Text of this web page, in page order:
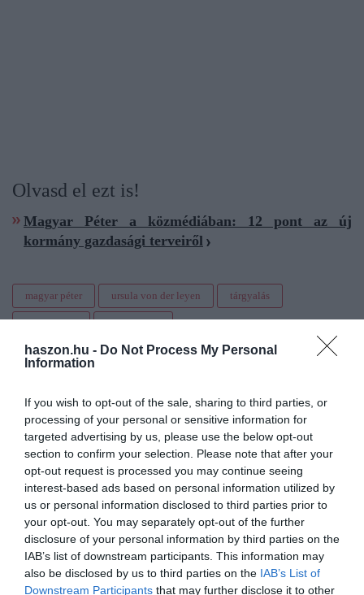
haszon.hu - Do Not Process My Personal
Information
If you wish to opt-out of the sale, sharing to third parties, or
processing of your personal or sensitive information for
targeted advertising by us, please use the below opt-out
section to confirm your selection. Please note that after your
opt-out request is processed you may continue seeing
interest-based ads based on personal information utilized by
us or personal information disclosed to third parties prior to
your opt-out. You may separately opt-out of the further
disclosure of your personal information by third parties on the
IAB’s list of downstream participants. This information may
also be disclosed by us to third parties on the IAB’s List of
Downstream Participants that may further disclose it to other
Olvasd el ezt is!
Magyar Péter a közmédiában: 12 pont az új
kormány gazdasági terveiről
magyar péter ursula von der leyen tárgyalás
eu-s pénzek eredmények